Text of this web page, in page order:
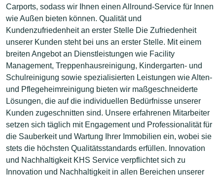
Carports, sodass wir Ihnen einen Allround-Service für Innen
wie Außen bieten können. Qualität und
Kundenzufriedenheit an erster Stelle Die Zufriedenheit
unserer Kunden steht bei uns an erster Stelle. Mit einem
breiten Angebot an Dienstleistungen wie Facility
Management, Treppenhausreinigung, Kindergarten- und
Schulreinigung sowie spezialisierten Leistungen wie Alten-
und Pflegeheimreinigung bieten wir maßgeschneiderte
Lösungen, die auf die individuellen Bedürfnisse unserer
Kunden zugeschnitten sind. Unsere erfahrenen Mitarbeiter
setzen sich täglich mit Engagement und Professionalität für
die Sauberkeit und Wartung Ihrer Immobilien ein, wobei sie
stets die höchsten Qualitätsstandards erfüllen. Innovation
und Nachhaltigkeit KHS Service verpflichtet sich zu
Innovation und Nachhaltigkeit in allen Bereichen unserer